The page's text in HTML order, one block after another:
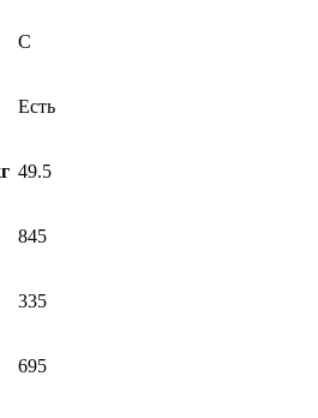
C
Есть
49.5
845
335
695